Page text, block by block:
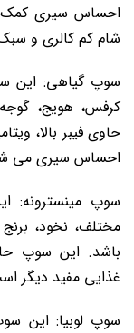
احساس سیری کمک
شام کم کالری و
سوپ گیاهی: این
کرفس، هویج،
حاوی فیبر بالا،
احساس سیری می
سوپ مینسترونه:
مختلف، نخود،
باشد. این سوپ
غذایی مفید دیگر
سوپ لوبیا: این